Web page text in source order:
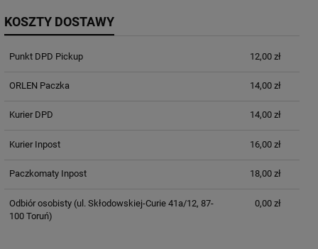
KOSZTY DOSTAWY
Punkt DPD Pickup 12,00 zł
ORLEN Paczka 14,00 zł
Kurier DPD 14,00 zł
Kurier Inpost 16,00 zł
Paczkomaty Inpost 18,00 zł
Odbiór osobisty(ul. Skłodowskiej-Curie 41a/12, 87-
100 Toruń)
0,00 zł